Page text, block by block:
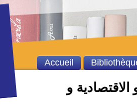
الاقتصادية و
Accueil